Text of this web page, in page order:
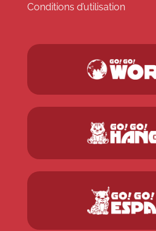
Conditions d’utilisation